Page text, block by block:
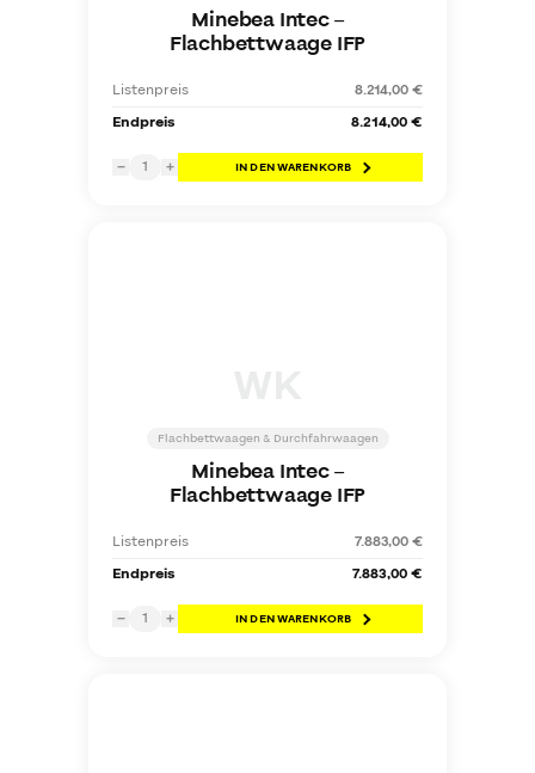
Minebea Intec–
Flachbettwaage IFP
Listenpreis
8.214,00 €
Endpreis
8.214,00 €
− 1 + IN DEN WARENKORB
Flachbettwaagen & Durchfahrwaagen
Minebea Intec–
Flachbettwaage IFP
Listenpreis
7.883,00 €
Endpreis
7.883,00 €
− 1 + IN DEN WARENKORB